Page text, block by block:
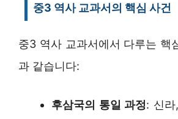
중3 역사 교과서의 핵심 사건
중3 역사 교과서에서 다루는 핵
과 같습니다:
후삼국의 통일 과정: 신라